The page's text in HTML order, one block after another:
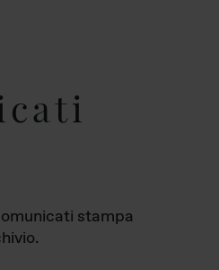
stampa